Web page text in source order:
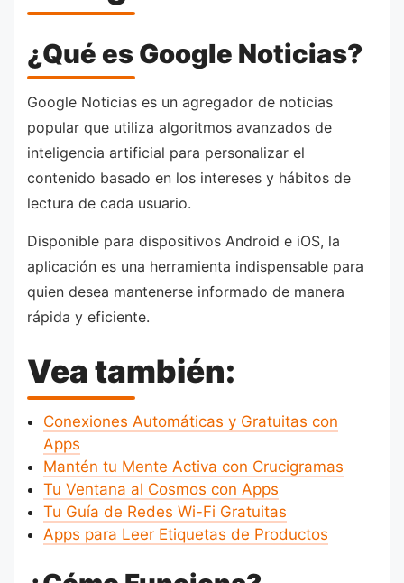
¿Qué es Google Noticias?
Google Noticias es un agregador de noticias
popular que utiliza algoritmos avanzados de
inteligencia artificial para personalizar el
contenido basado en los intereses y hábitos de
lectura de cada usuario.
Disponible para dispositivos Android e iOS, la
aplicación es una herramienta indispensable para
quien desea mantenerse informado de manera
rápida y eficiente.
Vea también:
Conexiones Automáticas y Gratuitas con
Apps
Mantén tu Mente Activa con Crucigramas
Tu Ventana al Cosmos con Apps
Tu Guía de Redes Wi-Fi Gratuitas
Apps para Leer Etiquetas de Productos